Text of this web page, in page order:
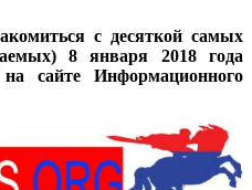
с десяткой самых
8 января 2018 года
сайте Информационного